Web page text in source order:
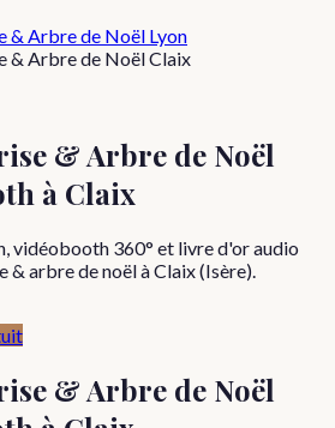
& Arbre de Noël Lyon
& Arbre de Noël Claix
& Arbre de Noël
à Claix
vidéobooth 360° et livre d'or audio
& arbre de noël à Claix (Isère).
& Arbre de Noël